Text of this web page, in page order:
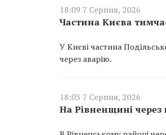
18:09 7 Серпня, 2026
Частина Києва
У Києві частина
через аварію.
18:03 7 Серпня, 2026
На Рівненщині